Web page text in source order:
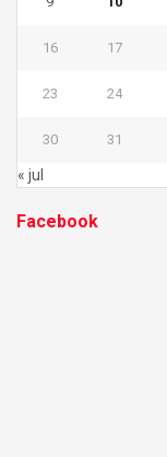
16 17
23 24
30 31
« jul
Facebook